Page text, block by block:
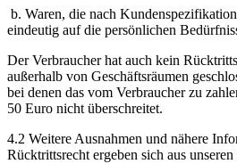
b. Waren, die nach
eindeutig auf die persönlichen
Der Verbraucher hat auch kein
außerhalb von Geschäftsräumen
bei denen das vom Verbraucher zu
50 Euro nicht überschreitet.
4.2 Weitere Ausnahmen und nähere
Rücktrittsrecht ergeben sich aus